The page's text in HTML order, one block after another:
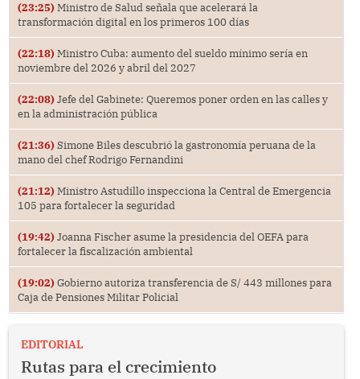
(23:25) Ministro de Salud señala que acelerará la
transformación digital en los primeros 100 días
(22:18) Ministro Cuba: aumento del sueldo mínimo sería en
noviembre del 2026 y abril del 2027
(22:08) Jefe del Gabinete: Queremos poner orden en las calles y
en la administración pública
(21:36) Simone Biles descubrió la gastronomía peruana de la
mano del chef Rodrigo Fernandini
(21:12) Ministro Astudillo inspecciona la Central de Emergencia
105 para fortalecer la seguridad
(19:42) Joanna Fischer asume la presidencia del OEFA para
fortalecer la fiscalización ambiental
(19:02) Gobierno autoriza transferencia de S/ 443 millones para
Caja de Pensiones Militar Policial
EDITORIAL
Rutas para el crecimiento